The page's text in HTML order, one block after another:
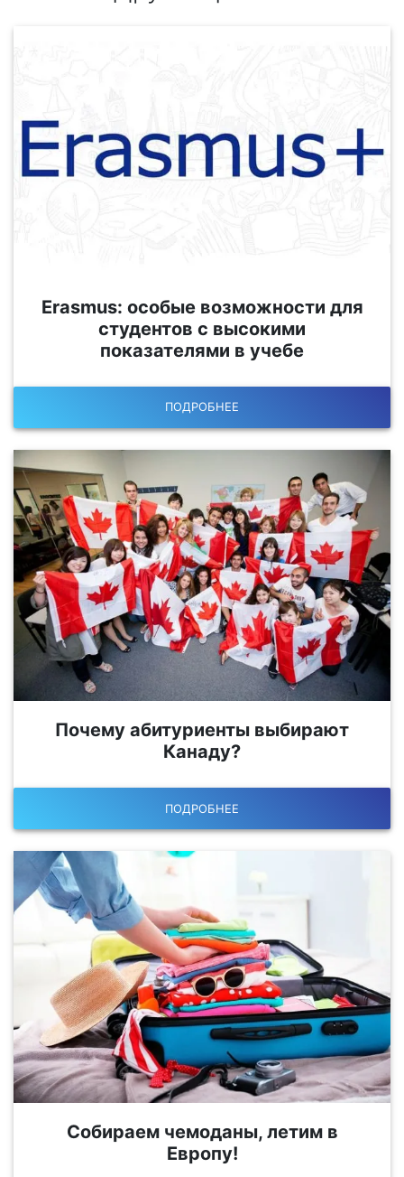
Erasmus: особые возможности для
студентов с высокими
показателями в учебе
ПОДРОБНЕЕ
Почему абитуриенты выбирают
Канаду?
ПОДРОБНЕЕ
Собираем чемоданы, летим в
Европу!